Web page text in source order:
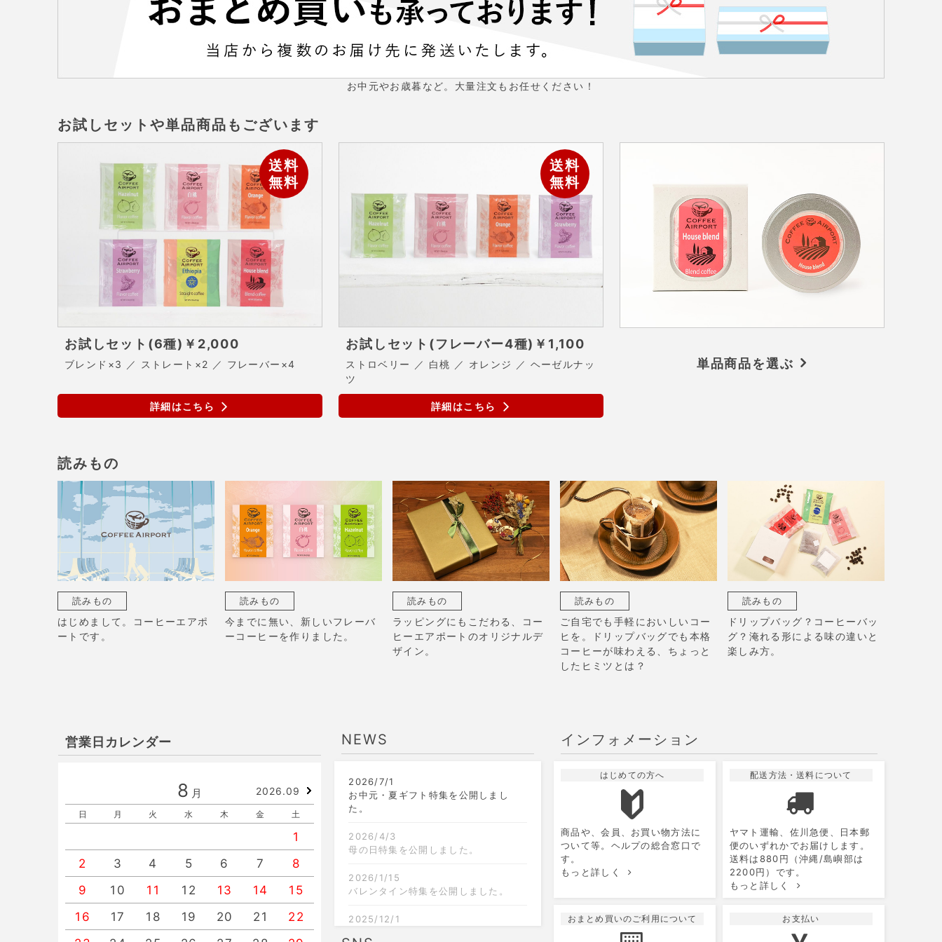
お中元やお歳暮など。大量注文もお任せください！
お試しセットや単品商品もございます
送料
無料
お試しセット(6種) ￥2,000
ブレンド×3 ／ ストレート×2 ／ フレーバー×4
詳細はこちら
送料
無料
お試しセット(フレーバー4種) ￥1,100
ストロベリー ／ 白桃 ／ オレンジ ／ ヘーゼルナッ
ツ
詳細はこちら
単品商品を選ぶ
読みもの
読みもの
はじめまして。コーヒーエアポ
ートです。
読みもの
今までに無い、新しいフレーバ
ーコーヒーを作りました。
読みもの
ラッピングにもこだわる、コー
ヒーエアポートのオリジナルデ
ザイン。
読みもの
ご自宅でも手軽においしいコー
ヒを。ドリップバッグでも本格
コーヒーが味わえる、ちょっと
したヒミツとは？
読みもの
ドリップバッグ？コーヒーバッ
グ？淹れる形による味の違いと
楽しみ方。
営業日カレンダー
8 月 2026.09
日 月 火 水 木 金 土
1
2
3 4 5 6 7
8
9
10 11 12 13 14
15
16
17 18 19 20 21
22
9月
日
5
12
13
14 15 16 17
20
21
2026.11
月 金
1 2
3
8 9
10
15 16
18
19 20 23
24
NEWS
2026/7/1
お中元・夏ギフト特集を公開しまし
た。
2026/4/3
母の日特集を公開しました。
2026/1/15
バレンタイン特集を公開しました。
2025/12/1
インフォメーション
はじめての方へ
商品や、会員、お買い物方法に
ついて等。ヘルプの総合窓口で
す。
もっと詳しく
配送方法・送料について
ヤマト運輸、佐川急便、日本郵
便のいずれかでお届けします。
送料は880円（沖縄/島嶼部は
2200円）です。
もっと詳しく
おまとめ買いのご利用について お支払い